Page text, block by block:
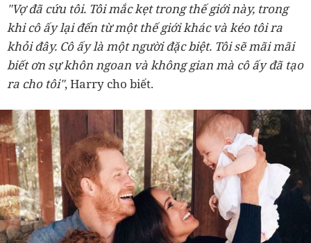
"Vợ đã cứu tôi. Tôi mắc kẹt trong thế giới này, trong
khi cô ấy lại đến từ một thế giới khác và kéo tôi ra
khỏi đây. Cô ấy là một người đặc biệt. Tôi sẽ mãi mãi
biết ơn sự khôn ngoan và không gian mà cô ấy đã tạo
ra cho tôi", Harry cho biết.